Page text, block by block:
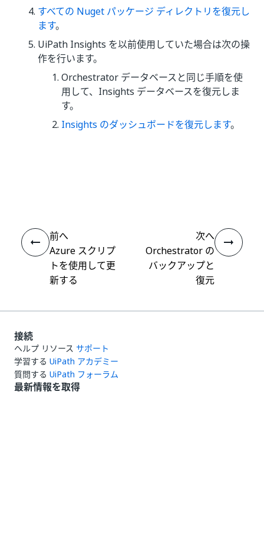
すべての Nuget パッケージ ディレクトリを復元し
ます。
UiPath Insights を以前使用していた場合は次の操
作を行います。
Orchestrator データベースと同じ手順を使
用して、Insights データベースを復元しま
す。
Insights のダッシュボードを復元します。
前へ
Azure スクリプ
トを使用して更
新する
次へ
Orchestrator の
バックアップと
復元
接続
ヘルプ リソース サポート
学習する UiPath アカデミー
質問する UiPath フォーラム
最新情報を取得